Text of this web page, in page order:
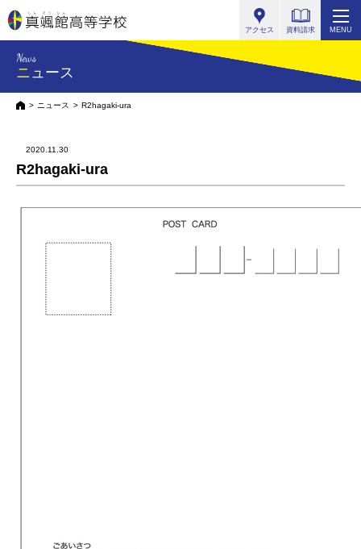
アクセス 資料請求 MENU
News
ニュース
HOMEニュース R2hagaki-ura
2020.11.30
R2hagaki-ura